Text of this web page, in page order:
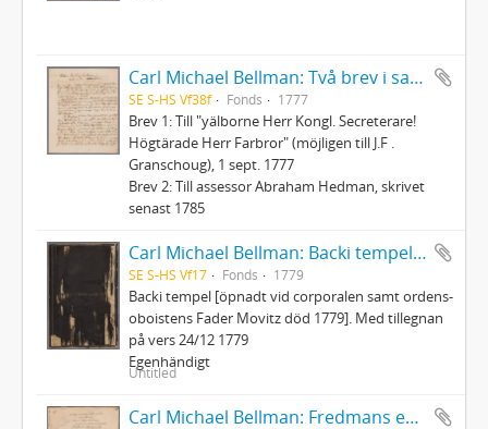
Carl Michael Bellman: Två brev i samtida avskrift
SE S-HS Vf38f Fonds 1777
Brev 1: Till "yälborne Herr Kongl. Secreterare!
Högtärade Herr Farbror" (möjligen till J.F .
Granschoug), 1 sept. 1777
Brev 2: Till assessor Abraham Hedman, skrivet
senast 1785
Carl Michael Bellman: Backi tempel [öpnadt vid corporalen samt ordens-oboistens Fader Movitz död 1779]
SE S-HS Vf17 Fonds 1779
Backi tempel [öpnadt vid corporalen samt ordens-
oboistens Fader Movitz död 1779]. Med tillegnan
på vers 24/12 1779
Egenhändigt
Untitled
Carl Michael Bellman: Fredmans epistlar och sånger m.fl. Bellman-texter